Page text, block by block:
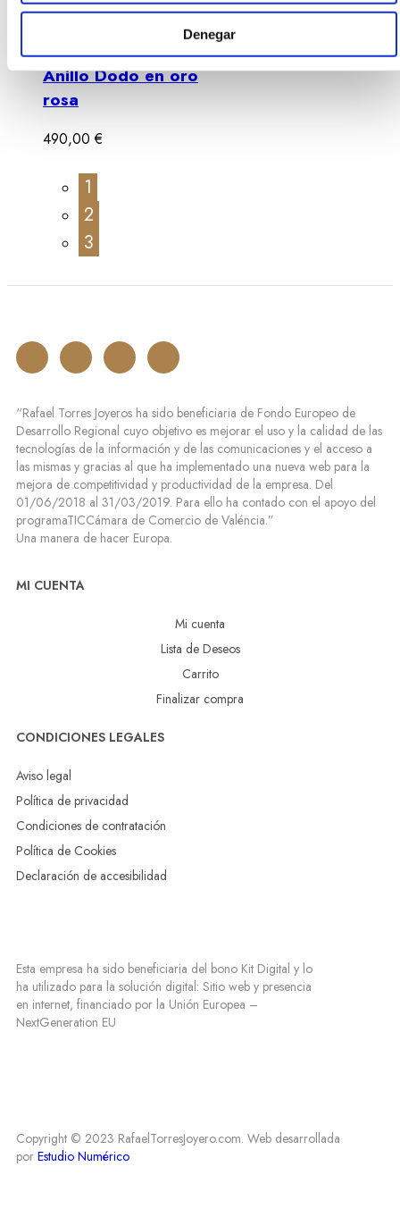
Denegar
Vista rápida
Joyas
Anillo Dodo en oro
rosa
490,00€
1
2
3
“Rafael Torres Joyeros ha sido beneficiaria de Fondo Europeo de
Desarrollo Regional cuyo objetivo es mejorar el uso y la calidad de las
tecnologías de la información y de las comunicaciones y el acceso a
las mismas y gracias al que ha implementado una nueva web para la
mejora de competitividad y productividad de la empresa. Del
01/06/2018 al 31/03/2019. Para ello ha contado con el apoyo del
programaTICCámara de Comercio de Valéncia.”
Una manera de hacer Europa.
MI CUENTA
Mi cuenta
Lista de Deseos
Carrito
Finalizar compra
CONDICIONES LEGALES
Aviso legal
Política de privacidad
Condiciones de contratación
Política de Cookies
Declaración de accesibilidad
Esta empresa ha sido beneficiaria del bono Kit Digital y lo
ha utilizado para la solución digital: Sitio web y presencia
en internet, financiado por la Unión Europea –
NextGeneration EU
Copyright © 2023 RafaelTorresJoyero.com. Web desarrollada
por Estudio Numérico